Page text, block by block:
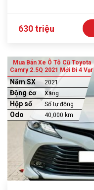
630 triệu
Mua Bán Xe Ô Tô Cũ Toyota
Camry 2.5Q 2021 Mới Đi 4 Vạn
Năm SX 2021
Động cơ Xăng
Hộp số Số tự động
Odo 40,000 km